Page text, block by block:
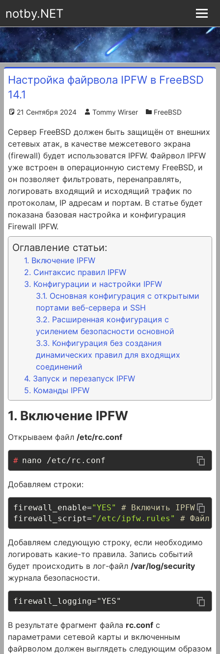
notby.NET
Настройка файрвола IPFW в FreeBSD
14.1
21 Сентября 2024 Tommy Wirser FreeBSD
Сервер FreeBSD должен быть защищён от внешних
сетевых атак, в качестве межсетевого экрана
(firewall) будет использоватся IPFW. Файрвол IPFW
уже встроен в операционную систему FreeBSD, и
он позволяет фильтровать, перенаправлять,
логировать входящий и исходящий трафик по
протоколам, IP адресам и портам. В статье будет
показана базовая настройка и конфигурация
Firewall IPFW.
Оглавление статьи:
1. Включение IPFW
2. Синтаксис правил IPFW
3. Конфигурации и настройки IPFW
3.1. Основная конфигурация с открытыми
портами веб-сервера и SSH
3.2. Расширенная конфигурация с
усилением безопасности основной
3.3. Конфигурация без создания
динамических правил для входящих
соединений
4. Запуск и перезапуск IPFW
5. Команды IPFW
1. Включение IPFW
Открываем файл /etc/rc.conf
nano /etc/rc.conf
Добавляем строки:
firewall_enable="YES"
# Включить IPFW
firewall_script="/etc/ipfw.rules" # Файл с
Добавляем следующую строку, если необходимо
логировать какие-то правила. Запись событий
будет происходить в лог-файл /var/log/security
журнала безопасности.
firewall_logging="YES"
В результате фрагмент файла rc.conf с
параметрами сетевой карты и включенным
файрволом должен выглядеть следующим образом